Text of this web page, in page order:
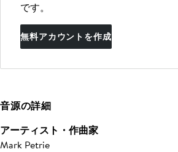
です。
無料アカウントを作成
音源の詳細
アーティスト・作曲家
Mark Petrie